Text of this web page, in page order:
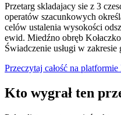
Przetarg skladajacy sie z 3
operatów szacunkowych
celów ustalenia wysokości
ewid. Miedźno obręb
Świadczenie usługi w
Przeczytaj całość na
Kto wygrał ten